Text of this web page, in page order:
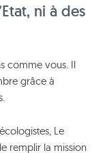
ni à des
comme vous. Il
grâce à
Le
remplir la mission